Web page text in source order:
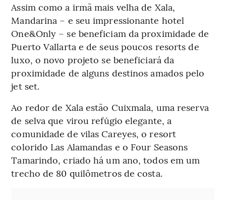
Assim como a irmã mais velha de Xala,
Mandarina – e seu impressionante hotel
One&Only – se beneficiam da proximidade de
Puerto Vallarta e de seus poucos resorts de
luxo, o novo projeto se beneficiará da
proximidade de alguns destinos amados pelo
jet set.
Ao redor de Xala estão Cuixmala, uma reserva
de selva que virou refúgio elegante, a
comunidade de vilas Careyes, o resort
colorido Las Alamandas e o Four Seasons
Tamarindo, criado há um ano, todos em um
trecho de 80 quilômetros de costa.